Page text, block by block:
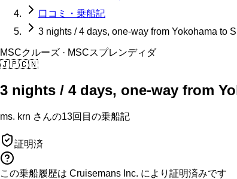
口コミ・乗船記
3 nights / 4 days, one-way from Yokohama to
MSCクルーズ · MSCスプレンディダ
🇯🇵🇨🇳
3 nights / 4 days, one-way from
ms. krn さんの13回目の乗船記
証明済
この乗船履歴は Cruisemans Inc. により証明済みです